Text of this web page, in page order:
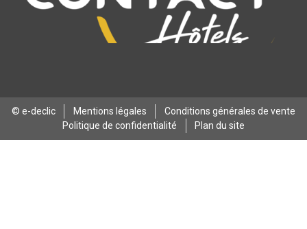
© e-declic Mentions légales
Conditions générales de vente
Politique de confidentialité
Plan du site